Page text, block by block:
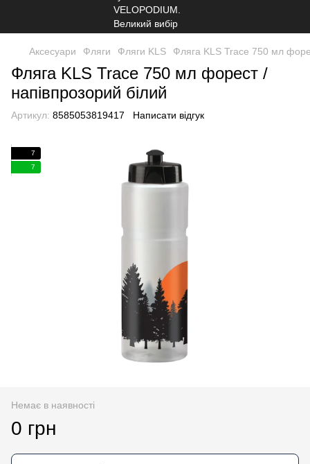
Аксесуари Фляги Фляги KLS Фляга KLS Trace 750 мл
Фляга KLS Trace 750 мл форест /
напівпрозорий білий
Артикул: 8585053819417 Написати відгук
7
7
Немає в наявності
0 грн